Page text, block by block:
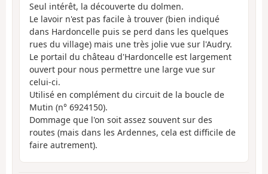
Seul intérêt, la découverte du dolmen.
Le lavoir n'est pas facile à trouver (bien indiqué
dans Hardoncelle puis se perd dans les quelques
rues du village) mais une très jolie vue sur l'Audry.
Le portail du château d'Hardoncelle est largement
ouvert pour nous permettre une large vue sur
celui-ci.
Utilisé en complément du circuit de la boucle de
Mutin (n° 6924150).
Dommage que l'on soit assez souvent sur des
routes (mais dans les Ardennes, cela est difficile de
faire autrement).